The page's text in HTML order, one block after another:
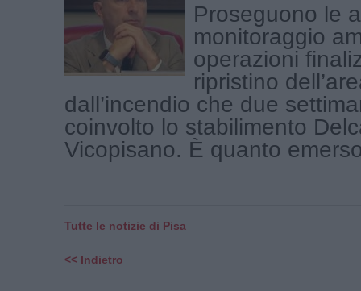
Proseguono le
monitoraggio
operazioni
ripristino
dall’incendio che due
coinvolto lo stabilimento
Vicopisano. È quanto
Tutte le notizie di Pisa
<< Indietro